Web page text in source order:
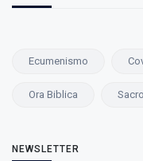
Ecumenismo
Ora Biblica
NEWSLETTER